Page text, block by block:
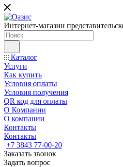
Интернет-магазин
Каталог
Услуги
Как купить
Условия оплаты
Условия получения
QR код для оплаты
О Компании
О компании
Контакты
Контакты
+7 3843 77-00-20
Заказать звонок
Задать вопрос